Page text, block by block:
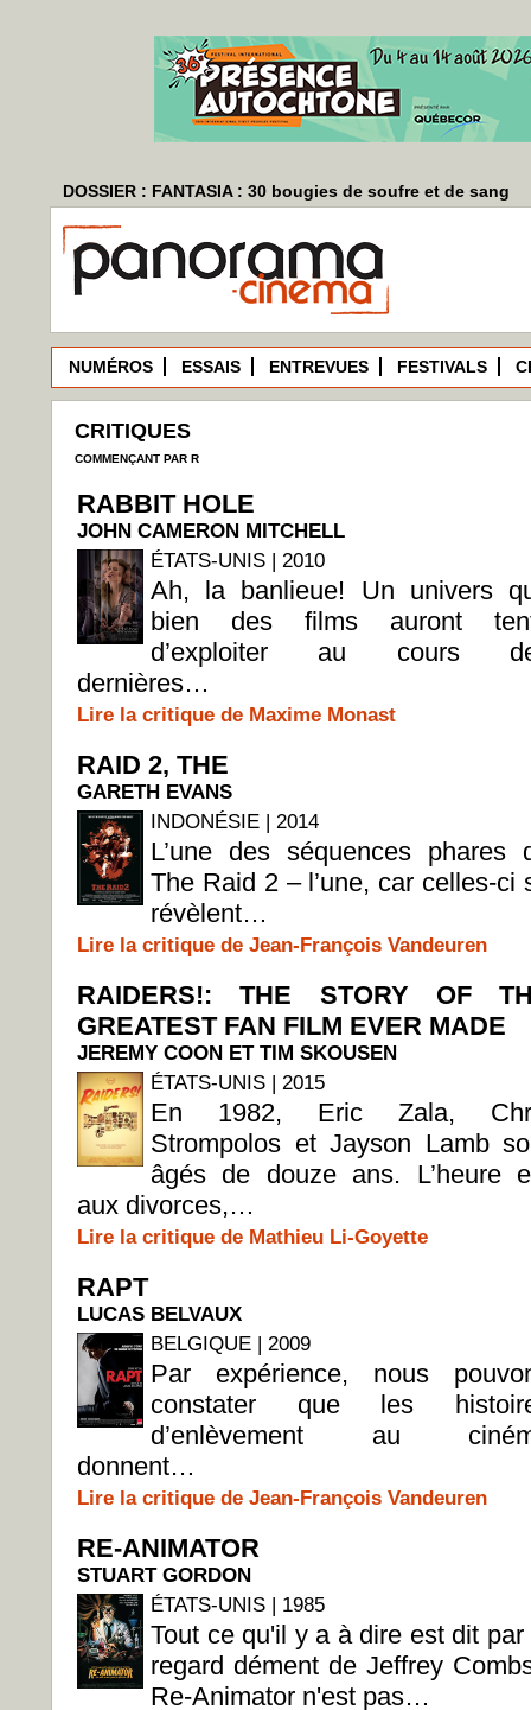
DOSSIER : FANTASIA : 30 bougies de soufre et de sang
NUMÉROS ESSAIS ENTREVUES FESTIVALS
CRITIQUES
COMMENÇANT PAR R
RABBIT HOLE
JOHN CAMERON MITCHELL
ÉTATS-UNIS | 2010
Ah, la banlieue! Un univers
bien des films auront
d’exploiter au cours
dernières…
Lire la critique de Maxime Monast
RAID 2, THE
GARETH EVANS
INDONÉSIE | 2014
L’une des séquences phares
The Raid 2 – l’une, car celles-ci
révèlent…
Lire la critique de Jean-François Vandeuren
RAIDERS!: THE STORY OF
GREATEST FAN FILM EVER MADE
JEREMY COON ET TIM SKOUSEN
ÉTATS-UNIS | 2015
En 1982, Eric Zala,
Strompolos et Jayson Lamb
âgés de douze ans. L’heure
aux divorces,…
Lire la critique de Mathieu Li-Goyette
RAPT
LUCAS BELVAUX
BELGIQUE | 2009
Par expérience, nous
constater que les
d’enlèvement au
donnent…
Lire la critique de Jean-François Vandeuren
RE-ANIMATOR
STUART GORDON
ÉTATS-UNIS | 1985
Tout ce qu'il y a à dire est dit par
regard dément de Jeffrey
Re-Animator n'est pas…